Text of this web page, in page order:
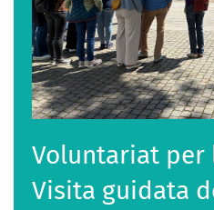
Voluntariat per
Visita guidata